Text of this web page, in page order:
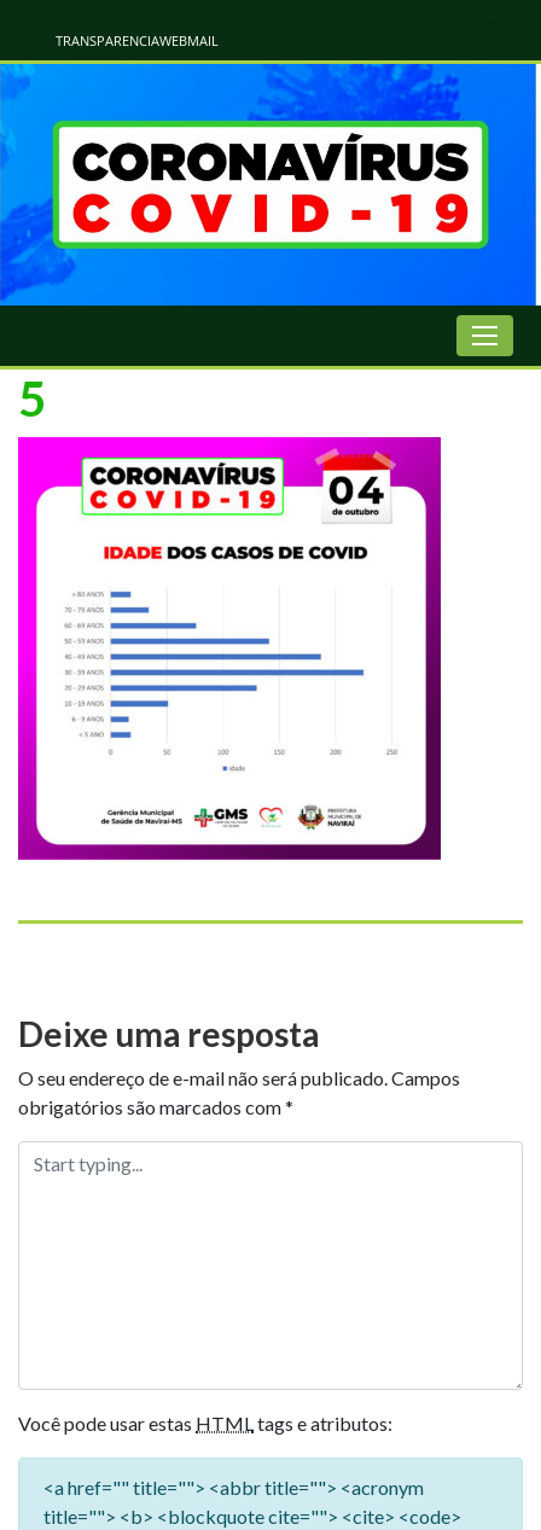
TRANSPARENCIAWEBMAIL
5
Deixe uma resposta
O seu endereço de e-mail não será publicado.Campos
obrigatórios são marcados com*
Você pode usar estas HTMLtags e atributos:
<a href="" title=""> <abbr title=""> <acronym
title=""> <b> <blockquote cite=""> <cite> <code>